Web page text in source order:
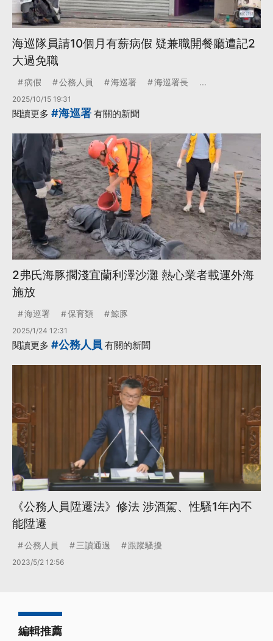
海巡隊員請10個月有薪病假 疑兼職開餐廳遭記2
大過免職
病假 公務人員 海巡署 海巡署長 ...
2025/10/15 19:31
閱讀更多 #海巡署 有關的新聞
2弗氏海豚擱淺宜蘭利澤沙灘 熱心業者載運外海
施放
海巡署 保育類 鯨豚
2025/1/24 12:31
閱讀更多 #公務人員 有關的新聞
《公務人員陞遷法》修法 涉酒駕、性騷1年內不
能陞遷
公務人員 三讀通過 跟蹤騷擾
2023/5/2 12:56
編輯推薦